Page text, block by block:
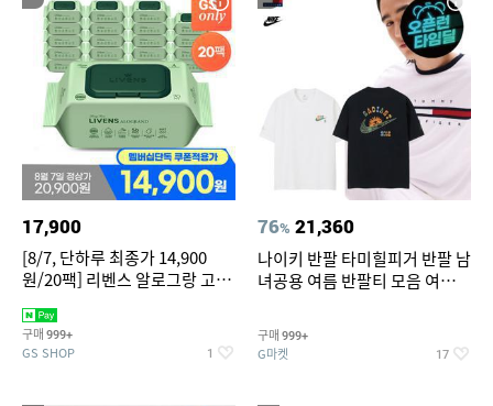
17,900
[8/7, 단하루 최종가 14,900
원/20팩] 리벤스 알로그랑 고평
구매 999+
GS SHOP 1
76% 21,360
나이키 반팔 타미힐피거 반팔 남
녀공용 여름 반팔티 모음 여름
구매 999+
G마켓 17